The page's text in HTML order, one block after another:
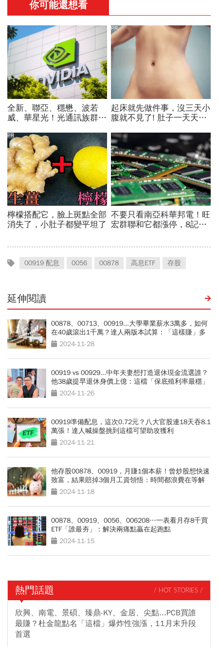
00919 配息 0056 00878 高息ETF 存股
延伸閱讀
00878、00713、00919...大學畢業薪水3萬多，如何
在40歲滾出1千萬？達人兩版本試算：「這樣賺」多
存365萬
2024-11-28
00919 vs 00929...中年夫妻想打造退休現金流選誰？
他38歲提早退休身價上億：這檔「保底殖利率最穩」
股息價差雙賺
2024-11-26
00919準備配息，這次0.72元？八大官股連18天吞8.1
萬張！達人喊操盤挑到這檔可望助攻獲利
2024-11-21
他存股00878、00919，月賺1個本薪！曾炒股想快速
致富，結果賠掉3個月工資領悟：時間都浪費在等解
套 2024-11-18
00878、00919、0056、006208…一表看月存8千買
ETF「誰最夯」：解決兩痛點贏在起跑點
2024-11-15
熱門話題 / HOT STORIES /
欣興、南電、景碩、臻鼎-KY、金居、尖點...PCB買誰
最賺？杜金龍點名「這檔」爆炸性強漲，11月末升段
首選